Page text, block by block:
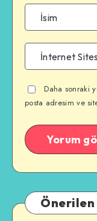
Daha sonraki
posta adresim ve